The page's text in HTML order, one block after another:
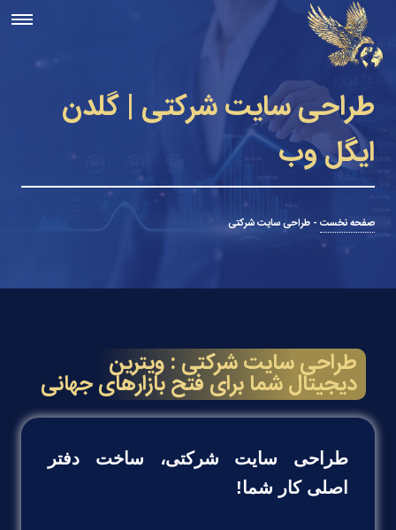
طراحی سایت شرکتی | گلدن
ایگل وب
صفحه نخست - طراحی سایت شرکتی
طراحی سایت شرکتی : ویترین
دیجیتال شما برای فتح بازارهای جهانی
طراحی سایت شرکتی، ساخت دفتر
اصلی کار شما!